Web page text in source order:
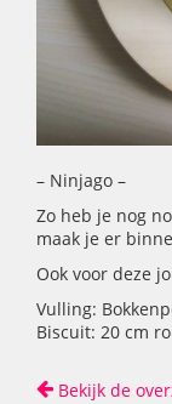
– Ninjago –
Zo heb je nog
maak je er
Ook voor deze
Vulling:
Biscuit: 20 cm
Bekijk de